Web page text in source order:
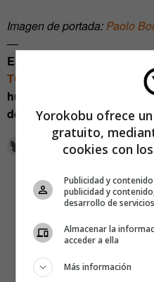
Imagen de portada:Paolo
—
Estos artículos, escritos por
TODAY
, pueden ser a
humorísticas de noticias
de comunicación.
Yorokobu ofrece
gratuito,
cookies con
Publicidad y
publicidad y
desarrollo de servicios
Almacenar la
acceder a ella
Más información